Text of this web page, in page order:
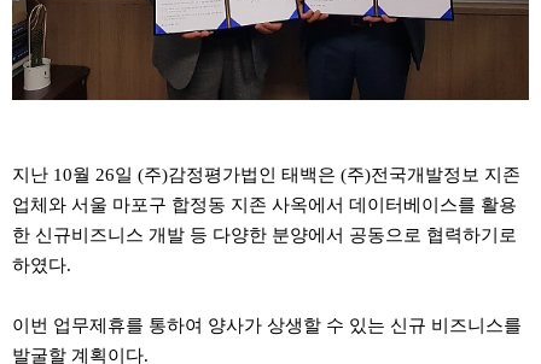
지난 10월 26일 (주)감정평가법인 태백은 (주)전국개발정보 지존
업체와 서울 마포구 합정동 지존 사옥에서 데이터베이스를 활용
한 신규비즈니스 개발 등 다양한 분양에서 공동으로 협력하기로
하였다.
이번 업무제휴를 통하여 양사가 상생할 수 있는 신규 비즈니스를
발굴할 계획이다.